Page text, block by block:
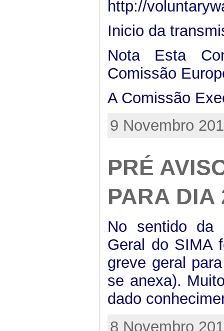
http://
Inicio da
Nota Esta
Comissão
A Comissão
9 Novembro
PRÉ
PARA DIA
No sentido da
Geral do SIMA
greve geral
se anexa).
dado
8 Novembro